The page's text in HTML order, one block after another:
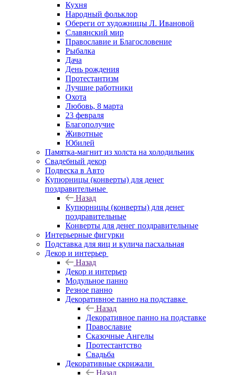
Кухня
Народный фольклор
Обереги от художницы Л. Ивановой
Славянский мир
Православие и Благословение
Рыбалка
Дача
День рождения
Протестантизм
Лучшие работники
Охота
Любовь, 8 марта
23 февраля
Благополучие
Животные
Юбилей
Памятка-магнит из холста на холодильник
Свадебный декор
Подвеска в Авто
Купюрницы (конверты) для денег
поздравительные
Назад
Купюрницы (конверты) для денег
поздравительные
Конверты для денег поздравительные
Интерьерные фигурки
Подставка для яиц и кулича пасхальная
Декор и интерьер
Назад
Декор и интерьер
Модульное панно
Резное панно
Декоративное панно на подставке
Назад
Декоративное панно на подставке
Православие
Сказочные Ангелы
Протестантство
Свадьба
Декоративные скрижали
Назад